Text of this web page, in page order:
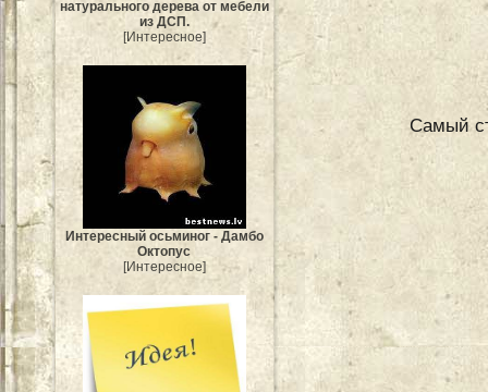
натурального дерева от мебели
из ДСП.
[Интересное]
Интересный осьминог - Дамбо
Октопус
[Интересное]
Самый